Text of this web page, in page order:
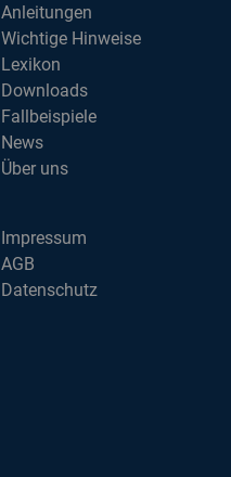
Anleitungen
Wichtige Hinweise
Lexikon
Downloads
Fallbeispiele
News
Über uns
Impressum
AGB
Datenschutz